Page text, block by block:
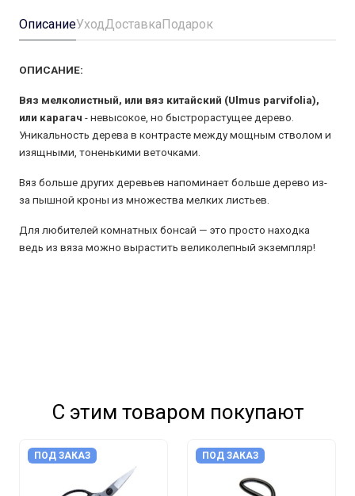
ОписаниеУходДоставкаПодарок
ОПИСАНИЕ:
Вяз мелколистный, или вяз китайский (Ulmus parvifolia),
или карагач - невысокое, но быстрорастущее дерево.
Уникальность дерева в контрасте между мощным стволом и
изящными, тоненькими веточками.
Вяз больше других деревьев напоминает больше дерево из-
за пышной кроны из множества мелких листьев.
Для любителей комнатных бонсай — это просто находка
ведь из вяза можно вырастить великолепный экземпляр!
С этим товаром покупают
ПОД ЗАКАЗ ПОД ЗАКАЗ